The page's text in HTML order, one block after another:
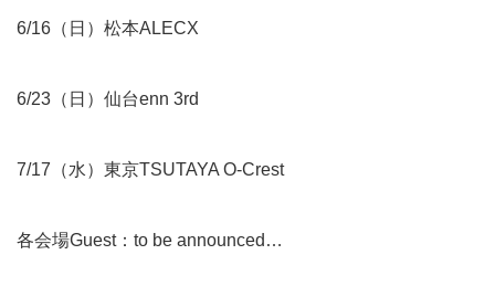
6/16（日）松本ALECX
6/23（日）仙台enn 3rd
7/17（水）東京TSUTAYA O-Crest
各会場Guest：to be announced…